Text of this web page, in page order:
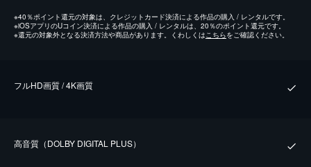
※40％ポイント還元の対象は、クレジットカード決済による作品の購入 / レンタルです。
※iOSアプリのUコイン決済による作品の購入 / レンタルは、20％のポイント還元です。
※還元の対象外となる決済方法や商品があります。くわしくはこちらをご確認ください。
フルHD画質 / 4K画質
⾼⾳質（DOLBY DIGITAL PLUS）